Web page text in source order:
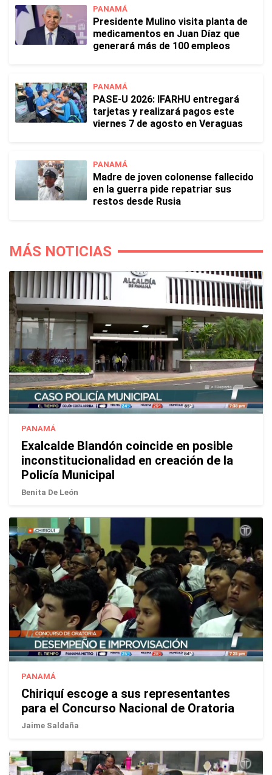
PANAMÁ
Presidente Mulino visita planta de
medicamentos en Juan Díaz que
generará más de 100 empleos
PANAMÁ
PASE-U 2026: IFARHU entregará
tarjetas y realizará pagos este
viernes 7 de agosto en Veraguas
PANAMÁ
Madre de joven colonense fallecido
en la guerra pide repatriar sus
restos desde Rusia
MÁS NOTICIAS
PANAMÁ
Exalcalde Blandón coincide en posible
inconstitucionalidad en creación de la
Policía Municipal
Benita De León
PANAMÁ
Chiriquí escoge a sus representantes
para el Concurso Nacional de Oratoria
Jaime Saldaña